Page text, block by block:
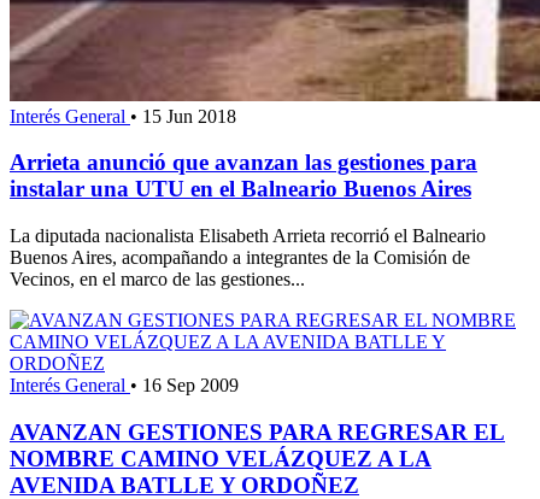
Interés General • 15 Jun 2018
Arrieta anunció que avanzan las gestiones para
instalar una UTU en el Balneario Buenos Aires
La diputada nacionalista Elisabeth Arrieta recorrió el Balneario
Buenos Aires, acompañando a integrantes de la Comisión de
Vecinos, en el marco de las gestiones...
Interés General • 16 Sep 2009
AVANZAN GESTIONES PARA REGRESAR EL
NOMBRE CAMINO VELÁZQUEZ A LA
AVENIDA BATLLE Y ORDOÑEZ